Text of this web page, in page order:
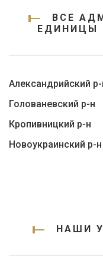
ВСЕ
ЕДИНИЦЫ
Александрийский р-
Голованевский р-н
Кропивницкий р-н
Новоукраинский р-н
НАШИ